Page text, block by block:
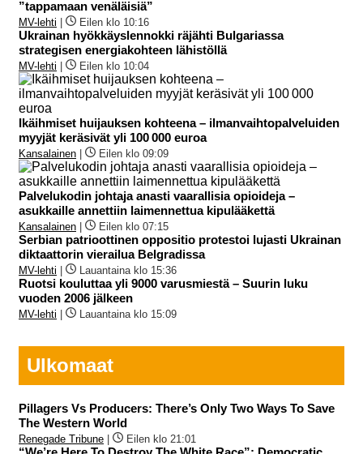
”tappamaan venäläisiä”
MV-lehti Eilen klo 10:16
Ukrainan hyökkäyslennokki räjähti Bulgariassa
strategisen energiakohteen lähistöllä
MV-lehti Eilen klo 10:04
Ikäihmiset huijauksen kohteena – ilmanvaihtopalveluiden
myyjät keräsivät yli 100 000 euroa
Kansalainen Eilen klo 09:09
Palvelukodin johtaja anasti vaarallisia opioideja –
asukkaille annettiin laimennettua kipulääkettä
Kansalainen Eilen klo 07:15
Serbian patrioottinen oppositio protestoi lujasti Ukrainan
diktaattorin vierailua Belgradissa
MV-lehti Lauantaina klo 15:36
Ruotsi kouluttaa yli 9000 varusmiestä – Suurin luku
vuoden 2006 jälkeen
MV-lehti Lauantaina klo 15:09
Ulkomaat
Pillagers Vs Producers: There’s Only Two Ways To Save
The Western World
Renegade Tribune Eilen klo 21:01